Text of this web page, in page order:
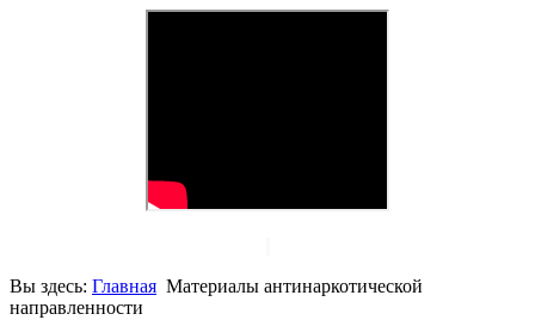
Вы здесь: Главная Материалы антинаркотической
направленности